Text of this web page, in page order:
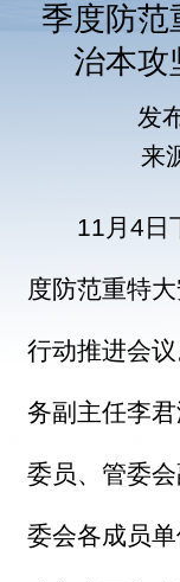
季度防范
治本攻
发
来
11月4日
度防范重特
行动推进会
务副主任李
委员、管委
委会各成员